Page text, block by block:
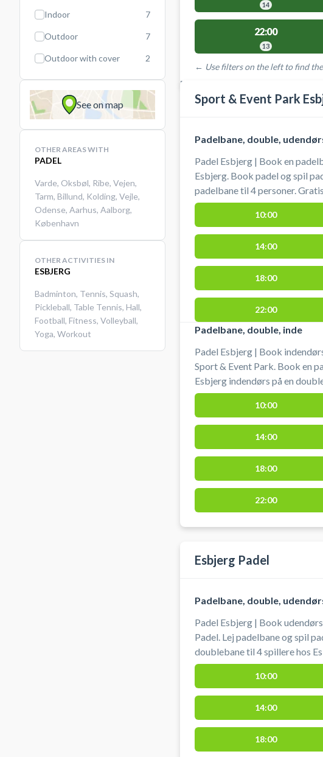
Indoor 7
Outdoor 7
Outdoor with cover 2
See on map
OTHER AREAS WITH
PADEL
Varde, Oksbøl, Ribe, Vejen,
Tarm, Billund, Kolding, Vejle,
Odense, Aarhus, Aalborg,
København
OTHER ACTIVITIES IN
ESBJERG
Badminton, Tennis, Squash,
Pickleball, Table Tennis, Hall,
Football, Fitness, Volleyball,
Yoga, Workout
14
22:00
13
← Use filters on the left to find
FACILITIES WITH AVAILABLE
Sport & Event Park
Padelbane, double,
Padel Esbjerg | Book en
Esbjerg. Book padel og spil
padelbane til 4 personer. Gratis parkering når du booker
din bane og spiller padel. Du
#udendørs-padel-esbjerg
esbjerg
10:00
14:00
18:00
22:00
Padelbane, double, inde
Padel Esbjerg | Book
Sport & Event Park. Book en
Esbjerg indendørs på en
Event Park Esbjerg. Gratis
Event Parkens padelbaner i
padelbane. #padel-esbjerg #padel-tennis-esbjerg #spil-
padel-i-esbjerg
10:00
14:00
18:00
22:00
Esbjerg Padel
Padelbane, double,
Padel Esbjerg | Book
Padel. Lej padelbane og spil
doublebane til 4 spillere hos Esbjerg
findes ved de udendørs
nemt at komme til banerne
bil. Det er muligt at låne udstyr, som bat og bolde i
perioden fra og med påske til og med
booket din banetid modtager
kode gælder også til
10:00
14:00
18:00